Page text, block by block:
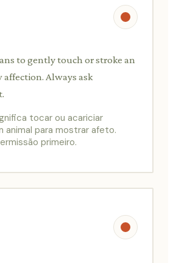
to gently touch or stroke an
Always ask
tocar ou acariciar
animal para mostrar afeto.
primeiro.